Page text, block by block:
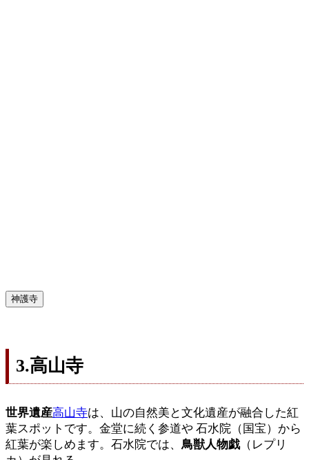
神護寺
3.高山寺
世界遺産高山寺は、山の自然美と文化遺産が融合した紅
葉スポットです。金堂に続く参道や 石水院（国宝）から
紅葉が楽しめます。石水院では、 鳥獣人物戯（レプリ